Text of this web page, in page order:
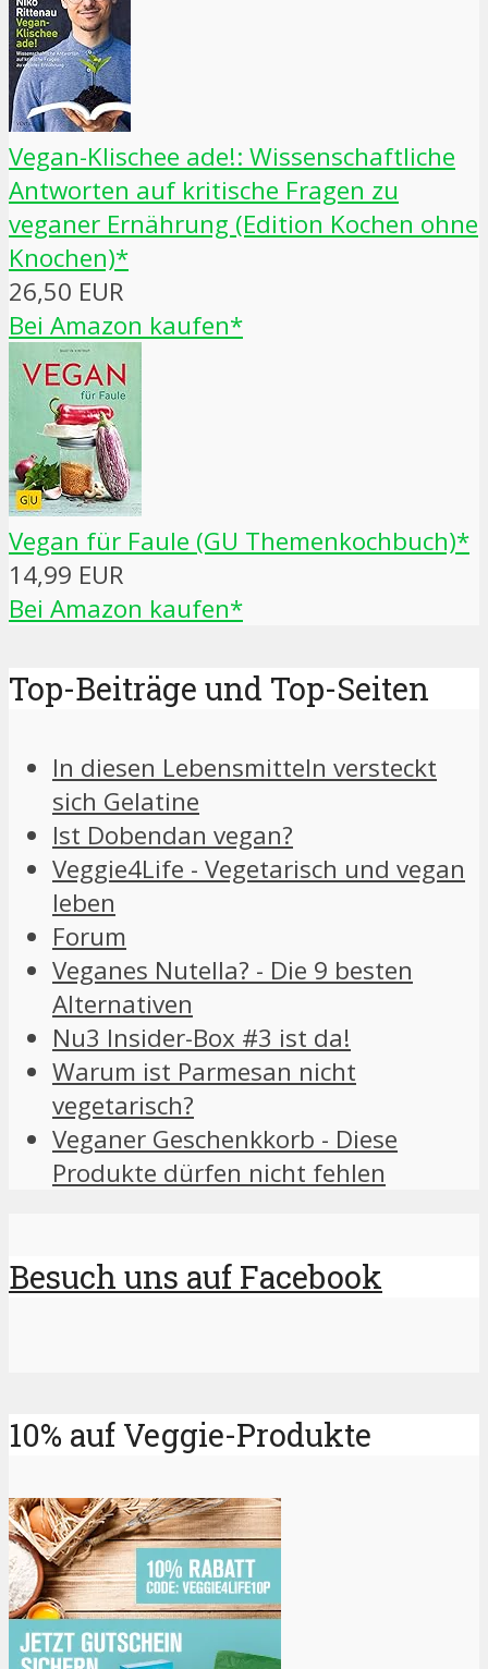
Vegan-Klischee ade!: Wissenschaftliche
Antworten auf kritische Fragen zu
veganer Ernährung (Edition Kochen ohne
Knochen)*
26,50 EUR
Bei Amazon kaufen*
Vegan für Faule (GU Themenkochbuch)*
14,99 EUR
Bei Amazon kaufen*
Top-Beiträge und Top-Seiten
In diesen Lebensmitteln versteckt
sich Gelatine
Ist Dobendan vegan?
Veggie4Life - Vegetarisch und vegan
leben
Forum
Veganes Nutella? - Die 9 besten
Alternativen
Nu3 Insider-Box #3 ist da!
Warum ist Parmesan nicht
vegetarisch?
Veganer Geschenkkorb - Diese
Produkte dürfen nicht fehlen
Besuch uns auf Facebook
10% auf Veggie-Produkte